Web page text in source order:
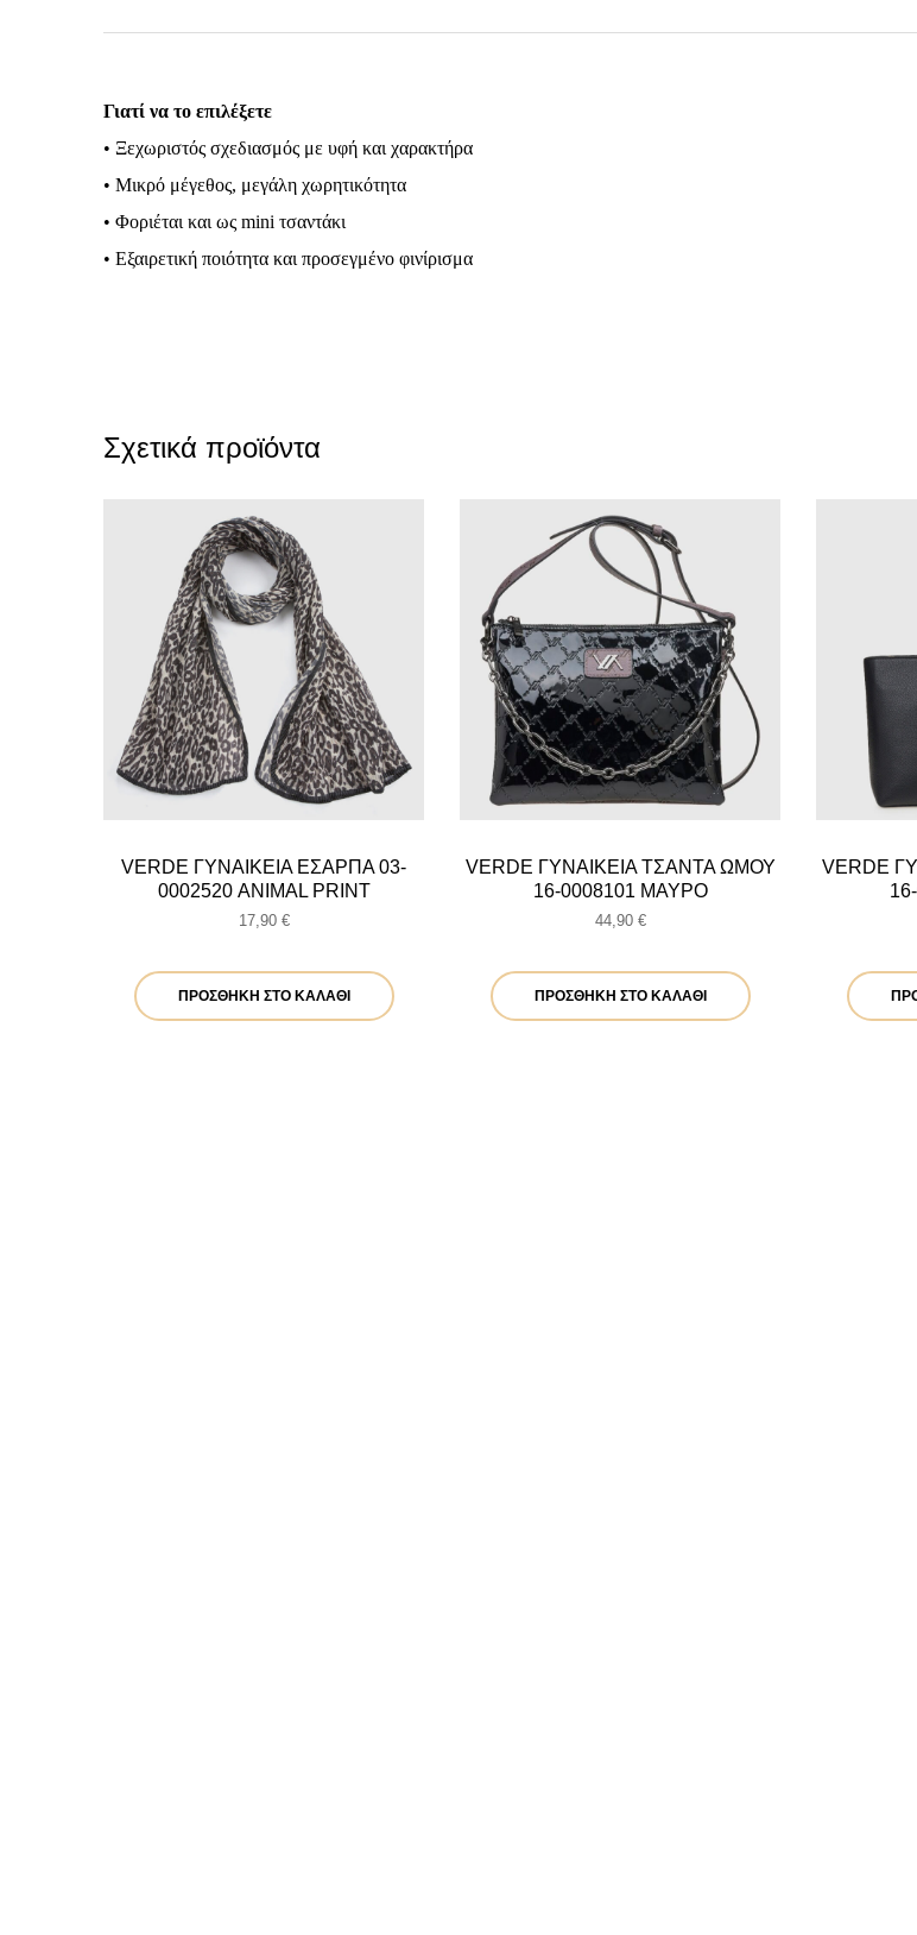
Γιατί να το επιλέξετε
• Ξεχωριστός σχεδιασμός με υφή και χαρακτήρα
• Μικρό μέγεθος, μεγάλη χωρητικότητα
• Φοριέται και ως mini τσαντάκι
• Εξαιρετική ποιότητα και προσεγμένο φινίρισμα
Σχετικά προϊόντα
VERDE ΓΥΝΑΙΚΕΙΑ ΕΣΑΡΠΑ 03-
0002520 ANIMAL PRINT
17,90 €
ΠΡΟΣΘΉΚΗ ΣΤΟ ΚΑΛΆΘΙ
VERDE ΓΥΝΑΙΚΕΙΑ ΤΣΑΝΤΑ ΩΜΟΥ
16-0008101 ΜΑΥΡΟ
44,90 €
ΠΡΟΣΘΉΚΗ ΣΤΟ ΚΑΛΆΘΙ
VERDE